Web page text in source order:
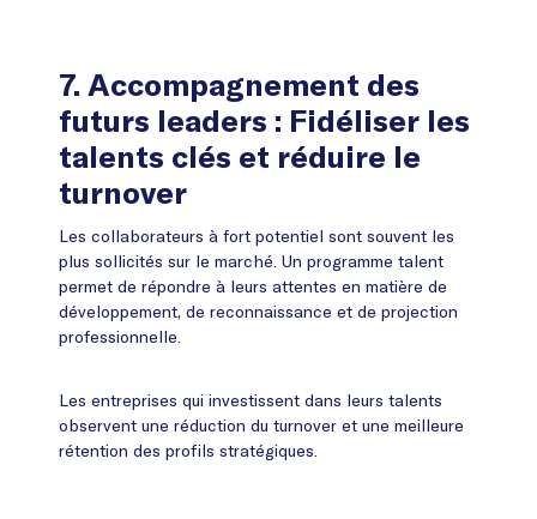
plus apprenant.
7. Accompagnement des
futurs leaders : Fidéliser les
talents clés et réduire le
turnover
Les collaborateurs à fort potentiel sont souvent les
plus sollicités sur le marché. Un programme talent
permet de répondre à leurs attentes en matière de
développement, de reconnaissance et de projection
professionnelle.
Les entreprises qui investissent dans leurs talents
observent une réduction du turnover et une meilleure
rétention des profils stratégiques.